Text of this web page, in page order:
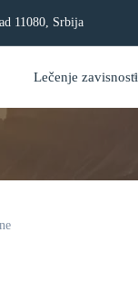
11080, Srbija
Lečenje zavisnosti